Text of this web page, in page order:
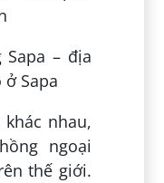
– địa
Sapa
nhau,
ngoại
thế giới.